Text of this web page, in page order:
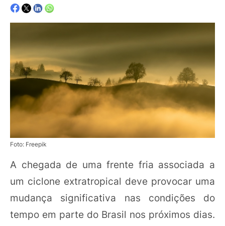
Foto: Freepik
A chegada de uma frente fria associada a
um ciclone extratropical deve provocar uma
mudança significativa nas condições do
tempo em parte do Brasil nos próximos dias.